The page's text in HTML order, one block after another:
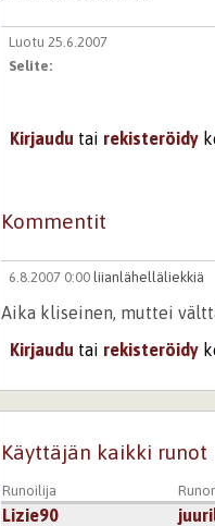
Luotu 25.6.2007
Selite:
Kirjaudu tai rekisteröidy
Kommentit
6.8.2007 0:00 liianlähelläliekkiä
Aika kliseinen, muttei
Kirjaudu tai rekisteröidy
Käyttäjän kaikki runot
Runoilija
Lizie90